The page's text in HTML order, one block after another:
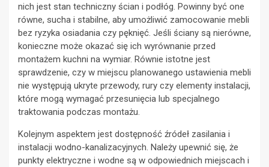
nich jest stan techniczny ścian i podłóg. Powinny być one
równe, sucha i stabilne, aby umożliwić zamocowanie mebli
bez ryzyka osiadania czy pęknięć. Jeśli ściany są nierówne,
konieczne może okazać się ich wyrównanie przed
montażem kuchni na wymiar. Równie istotne jest
sprawdzenie, czy w miejscu planowanego ustawienia mebli
nie występują ukryte przewody, rury czy elementy instalacji,
które mogą wymagać przesunięcia lub specjalnego
traktowania podczas montażu.
Kolejnym aspektem jest dostępność źródeł zasilania i
instalacji wodno-kanalizacyjnych. Należy upewnić się, że
punkty elektryczne i wodne są w odpowiednich miejscach i